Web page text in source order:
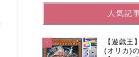
人気記
1
【遊戯王
(オリカ)